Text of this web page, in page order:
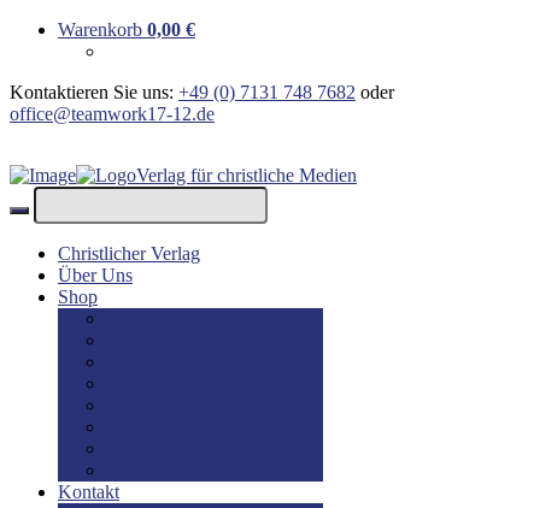
Warenkorb 0,00 €
Kontaktieren Sie uns: +49 (0) 7131 748 7682 oder
office@teamwork17-12.de
Verlag für christliche Medien
Christlicher Verlag
Über Uns
Shop
Kontakt